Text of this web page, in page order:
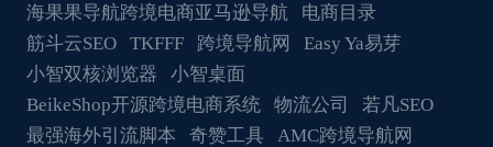
海果果导航跨境电商亚马逊导航
电商目录
筋斗云SEO
TKFFF 跨境导航网
Easy Ya易芽
小智双核浏览器
小智桌面
BeikeShop开源跨境电商系统
物流公司
若凡SEO
最强海外引流脚本
奇赞工具
AMC跨境导航网